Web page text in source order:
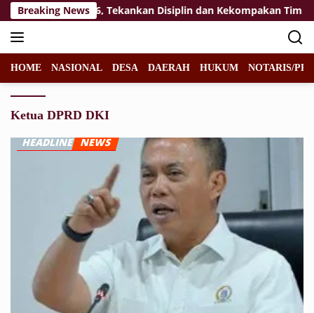
Langsung
ke
konten
Breaking News
Paskibraka 2026, Tekankan Disiplin dan Kekompakan Tim
HOME NASIONAL DESA DAERAH HUKUM NOTARIS/
Ketua DPRD DKI